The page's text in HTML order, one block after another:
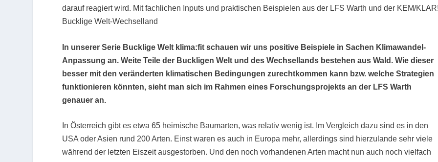
darauf reagiert wird. Mit fachlichen Inputs und praktischen Beispielen aus der LFS Warth und der KEM/
Bucklige Welt-Wechselland
In unserer Serie Bucklige Welt klima:fit schauen wir uns positive Beispiele in Sachen Klimawandel-
Anpassung an. Weite Teile der Buckligen Welt und des Wechsellands bestehen aus Wald. Wie dieser
besser mit den veränderten klimatischen Bedingungen zurechtkommen kann bzw. welche Strategien
funktionieren könnten, sieht man sich im Rahmen eines Forschungsprojekts an der LFS Warth
genauer an.
In Österreich gibt es etwa 65 heimische Baumarten, was relativ wenig ist. Im Vergleich dazu sind es in den
USA oder Asien rund 200 Arten. Einst waren es auch in Europa mehr, allerdings sind hierzulande sehr viele
während der letzten Eiszeit ausgestorben. Und den noch vorhandenen Arten macht nun auch noch vielfach